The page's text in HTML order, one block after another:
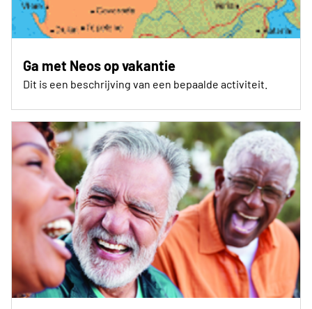
Ga met Neos op vakantie
Dit is een beschrijving van een bepaalde activiteit.